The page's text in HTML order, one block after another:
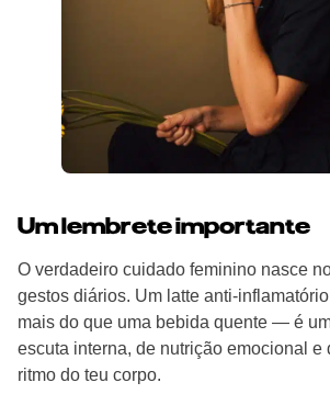
Um lembrete importante
O verdadeiro cuidado feminino nasce
gestos diários. Um latte anti-
mais do que uma bebida quente — é
escuta interna, de nutrição emocional e
ritmo do teu corpo.